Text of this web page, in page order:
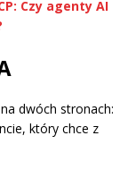
Czy agenty AI
dwóch stronach:
który chce z